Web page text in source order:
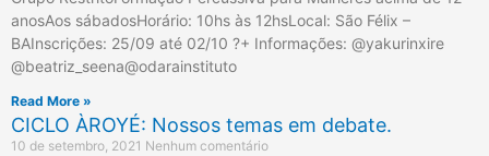
anosAos sábadosHorário: 10hs às 12hsLocal: São Félix –
BAInscrições: 25/09 até 02/10 ?+ Informações: @yakurinxire
@beatriz_seena@odarainstituto
Read More »
CICLO ÀROYÉ: Nossos temas em debate.
10 de setembro, 2021 Nenhum comentário